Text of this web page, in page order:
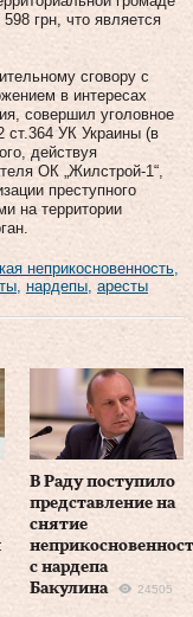
грн, что является
сговору с
в интересах
совершил уголовное
ст.364 УК Украины (в
действуя
ОК „Жилстрой-1“,
преступного
на территории
неприкосновенность
нардепы аресты
В Раду поступило
представление на
снятие
с нардепа
Бакулина
24505